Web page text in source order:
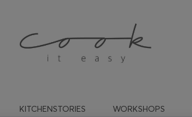
KITCHENSTORIES WORKSHOPS